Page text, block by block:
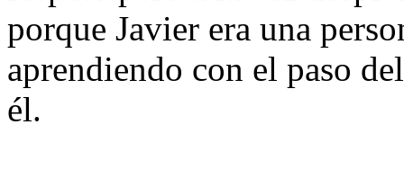
porque Javier era una
aprendiendo con el paso
él.